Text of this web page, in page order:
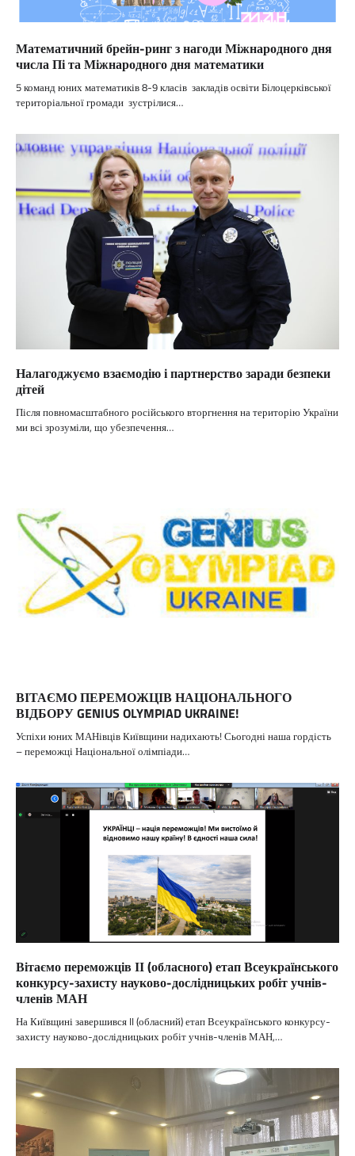
Математичний брейн-ринг з нагоди Міжнародного дня
числа Пі та Міжнародного дня математики
5 команд юних математиків 8-9 класів закладів освіти Білоцерківської
територіальної громади зустрілися…
Налагоджуємо взаємодію і партнерство заради безпеки
дітей
Після повномасштабного російського вторгнення на територію України
ми всі зрозуміли, що убезпечення…
ВІТАЄМО ПЕРЕМОЖЦІВ НАЦІОНАЛЬНОГО
ВІДБОРУ GENIUS OLYMPIAD UKRAINE!
Успіхи юних МАНівців Київщини надихають! Сьогодні наша гордість
– переможці Національної олімпіади…
Вітаємо переможців ІІ (обласного) етап Всеукраїнського
конкурсу-захисту науково-дослідницьких робіт учнів-
членів МАН
На Київщині завершився II (обласний) етап Всеукраїнського конкурсу-
захисту науково-дослідницьких робіт учнів-членів МАН,…